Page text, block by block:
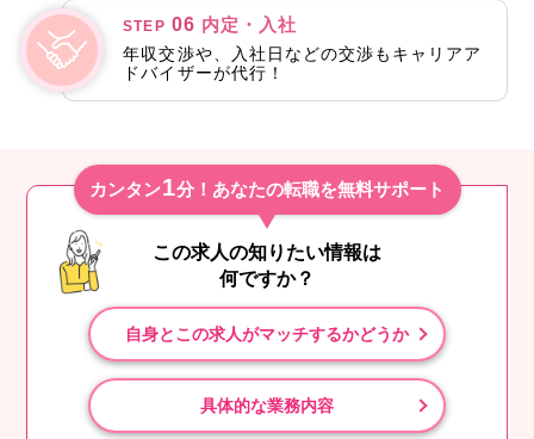
STEP 06 内定・入社
年収交渉や、入社日などの交渉もキャリアア
ドバイザーが代行！
カンタン1分！あなたの転職を無料サポート
この求人の知りたい情報は
何ですか？
自身とこの求人がマッチするかどうか
具体的な業務内容